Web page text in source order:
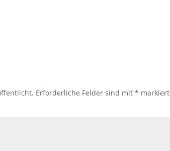
Erforderliche Felder sind mit* markiert